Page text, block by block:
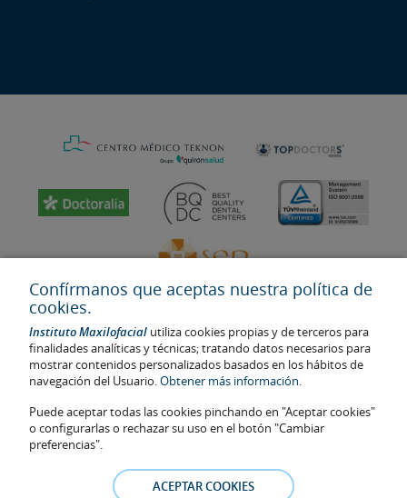
Última actualización: 2023
No. de autorización de centro sanitario: E08646940
La información presente en la web no reemplaza sino complementa
la relación médico-paciente. En caso de duda, consulte con el
médico de referencia. Las fotos y los testimonios de los pacientes
identificables que aparecen en la web están publicadas con su
Confírmanos que aceptas nuestra política de
cookies.
Instituto Maxilofacial utiliza cookies propias y de terceros para
finalidades analíticas y técnicas; tratando datos necesarios para
mostrar contenidos personalizados basados en los hábitos de
navegación del Usuario.Obtener más información.
Puede aceptar todas las cookies pinchando en "Aceptar cookies"
o configurarlas o rechazar su uso en el botón "Cambiar
preferencias".
ACEPTAR COOKIES